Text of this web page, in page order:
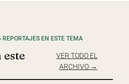
REPORTAJES EN ESTE TEMA
VER TODO EL
ARCHIVO →